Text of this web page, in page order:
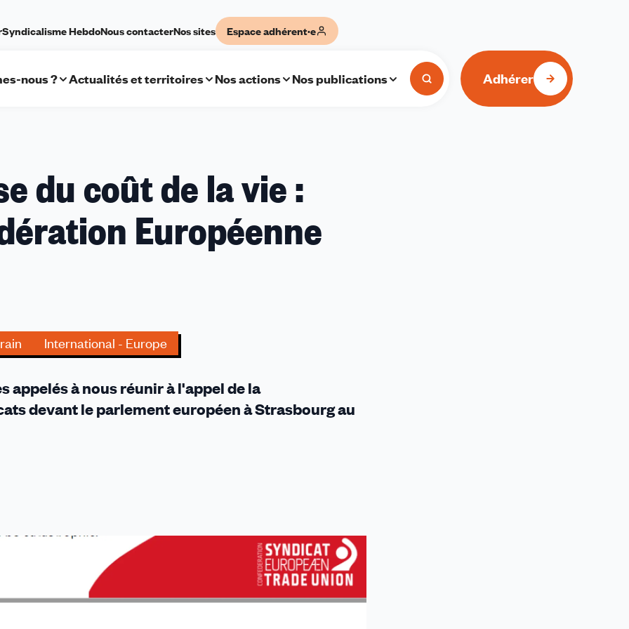
Syndicalisme HebdoNous contacterNos sites Espace adhérent·e
nous ? Actualités et territoires Nos actions Nos publications Adhérer
du coût de la vie :
Européenne
International - Europe
appelés à nous réunir à l'appel de la
devant le parlement européen à Strasbourg au